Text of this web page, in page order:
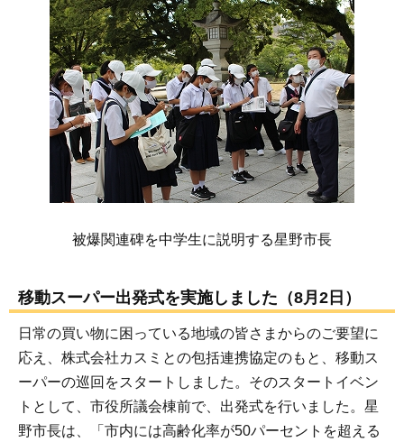
被爆関連碑を中学生に説明する星野市長
移動スーパー出発式を実施しました（8月2日）
日常の買い物に困っている地域の皆さまからのご要望に
応え、株式会社カスミとの包括連携協定のもと、移動ス
ーパーの巡回をスタートしました。そのスタートイベン
トとして、市役所議会棟前で、出発式を行いました。星
野市長は、「市内には高齢化率が50パーセントを超える